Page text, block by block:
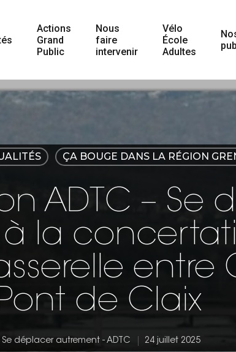
Actions
Grand
Public
Nous
faire
intervenir
Vélo
École
Adultes
ÇA BOUGE DANS LA RÉGION
ADTC – Se
la
entre
de Claix
Se déplacer autrement - ADTC 24 juillet 2025